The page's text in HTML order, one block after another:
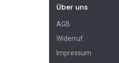
Über uns
AGB
Widerruf
Impressum